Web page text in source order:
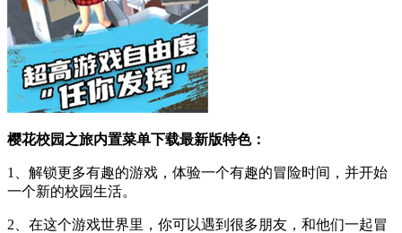
樱花校园之旅内置菜单下载最新版特色：
1、解锁更多有趣的游戏，体验一个有趣的冒险时间，并开始
一个新的校园生活。
2、在这个游戏世界里，你可以遇到很多朋友，和他们一起冒